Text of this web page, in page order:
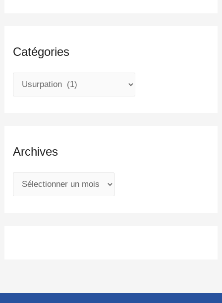
Catégories
Archives